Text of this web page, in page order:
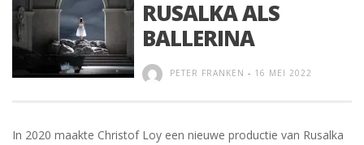
RUSALKA ALS
BALLERINA
PETER FRANKEN - 16 MEI 2022
In 2020 maakte Christof Loy een nieuwe productie van Rusalka